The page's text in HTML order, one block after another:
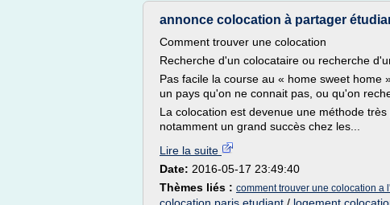
annonce colocation à partager
Comment trouver une colocation
Recherche d'un colocataire ou recherche
Pas facile la course au « home sweet
un pays qu'on ne connait pas, ou qu'on
La colocation est devenue une méthode
notamment un grand succès chez les...
Lire la suite
Date: 2016-05-17 23:49:40
Thèmes liés : comment trouver une colocation a